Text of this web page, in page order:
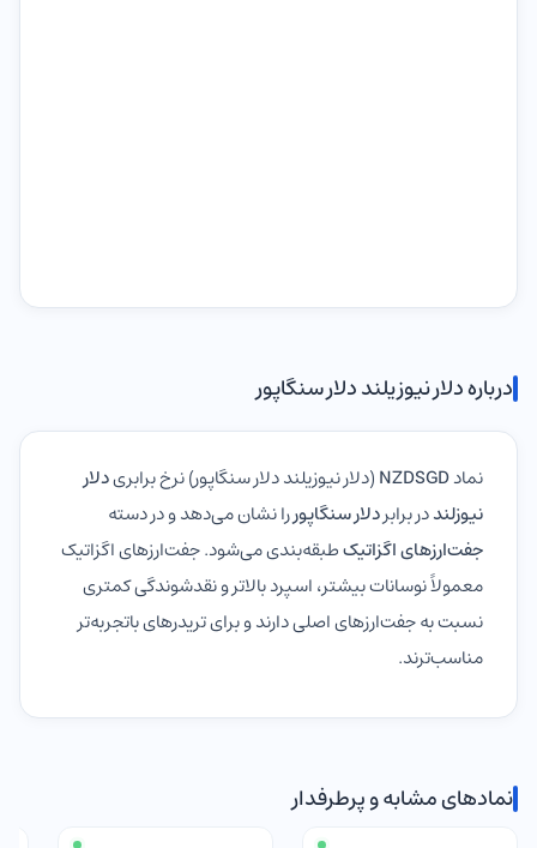
درباره دلار نیوزیلند دلار سنگاپور
نمادNZDSGD(دلار نیوزیلند دلار سنگاپور) نرخ برابریدلار
نیوزلنددر برابردلار سنگاپوررا نشان می‌دهد و در دسته
جفت‌ارزهای اگزاتیکطبقه‌بندی می‌شود. جفت‌ارزهای اگزاتیک
معمولاً نوسانات بیشتر، اسپرد بالاتر و نقدشوندگی کمتری
نسبت به جفت‌ارزهای اصلی دارند و برای تریدرهای باتجربه‌تر
مناسب‌ترند.
نمادهای مشابه و پرطرفدار